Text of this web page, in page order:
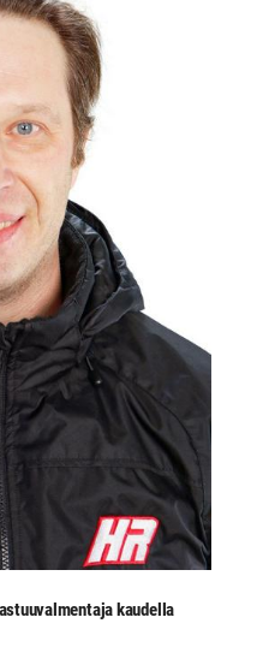
kaudella